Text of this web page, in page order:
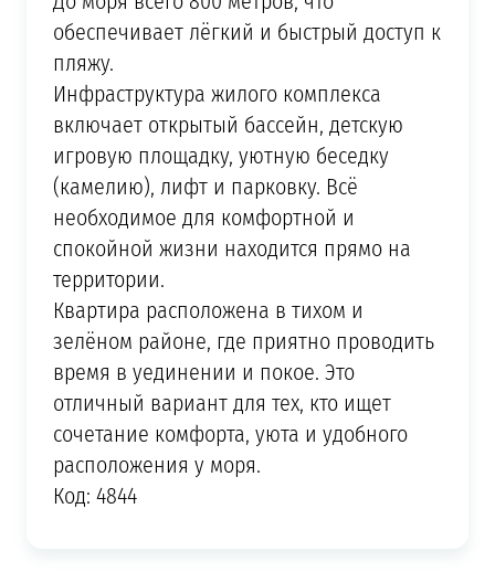
обеспечивает лёгкий и быстрый доступ к
пляжу.
Инфраструктура жилого комплекса
включает открытый бассейн, детскую
игровую площадку, уютную беседку
(камелию), лифт и парковку. Всё
необходимое для комфортной и
спокойной жизни находится прямо на
территории.
Квартира расположена в тихом и
зелёном районе, где приятно проводить
время в уединении и покое. Это
отличный вариант для тех, кто ищет
сочетание комфорта, уюта и удобного
расположения у моря.
Код: 4844